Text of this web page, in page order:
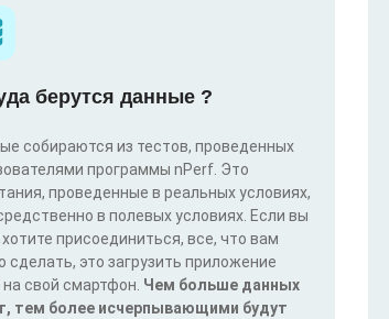
берутся данные ?
собираются из тестов, проведенных
программы nPerf. Это
проведенные в реальных условиях,
в полевых условиях. Если вы
присоединиться, все, что вам
сделать, это загрузить приложение
свой смартфон. Чем больше данных
тем более исчерпывающими будут